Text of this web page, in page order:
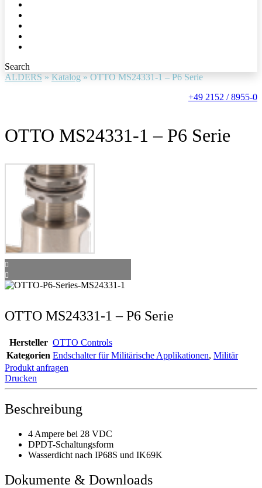
Search
ALDERS » Katalog » OTTO MS24331-1 – P6 Serie
+49 2152 / 8955-0
OTTO MS24331-1 – P6 Serie
OTTO MS24331-1 – P6 Serie
Hersteller OTTO Controls
Kategorien Endschalter für Militärische Applikationen, Militär
Produkt anfragen
Drucken
Beschreibung
4 Ampere bei 28 VDC
DPDT-Schaltungsform
Wasserdicht nach IP68S und IK69K
Dokumente & Downloads